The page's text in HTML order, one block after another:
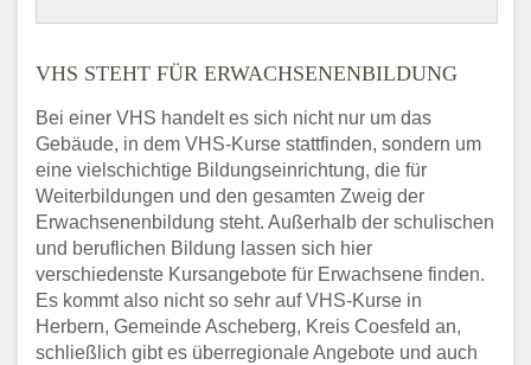
VHS STEHT FÜR ERWACHSENENBILDUNG
Bei einer VHS handelt es sich nicht nur um das
Gebäude, in dem VHS-Kurse stattfinden, sondern um
eine vielschichtige Bildungseinrichtung, die für
Weiterbildungen und den gesamten Zweig der
Erwachsenenbildung steht. Außerhalb der schulischen
und beruflichen Bildung lassen sich hier
verschiedenste Kursangebote für Erwachsene finden.
Es kommt also nicht so sehr auf VHS-Kurse in
Herbern, Gemeinde Ascheberg, Kreis Coesfeld an,
schließlich gibt es überregionale Angebote und auch